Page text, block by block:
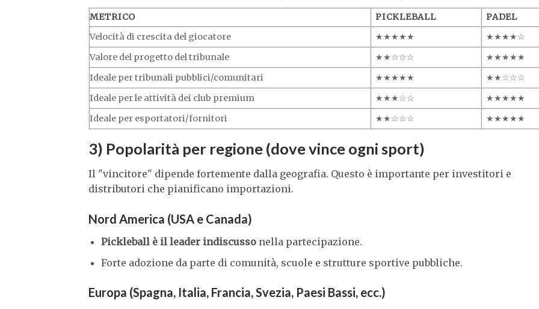
METRICO PICKLEBALL
PADEL
Velocità di crescita del giocatore
★★★★★
★★★★☆
Valore del progetto del tribunale
★★☆☆☆
★★★★★
Ideale per tribunali pubblici/comunitari
★★★★★
★★☆☆☆
Ideale per le attività dei club premium
★★★☆☆
★★★★★
Ideale per esportatori/fornitori
★★☆☆☆ ★★★★★
3) Popolarità per regione (dove vince ogni sport)
Il "vincitore" dipende fortemente dalla geografia. Questo è importante per investitori e
distributori che pianificano importazioni.
Nord America (USA e Canada)
Pickleball è il leader indiscussonella partecipazione.
Forte adozione da parte di comunità, scuole e strutture sportive pubbliche.
Europa (Spagna, Italia, Francia, Svezia, Paesi Bassi, ecc.)